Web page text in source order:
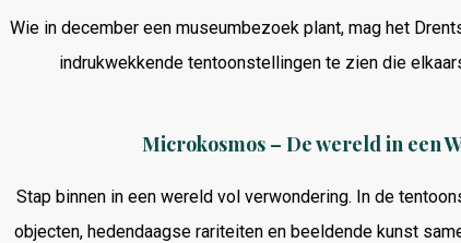
Wie in december een museumbezoek plant, mag het
indrukwekkende tentoonstellingen te zien die
Microkosmos – De wereld in een
Stap binnen in een wereld vol verwondering. In de
objecten, hedendaagse rariteiten en beeldende kunst